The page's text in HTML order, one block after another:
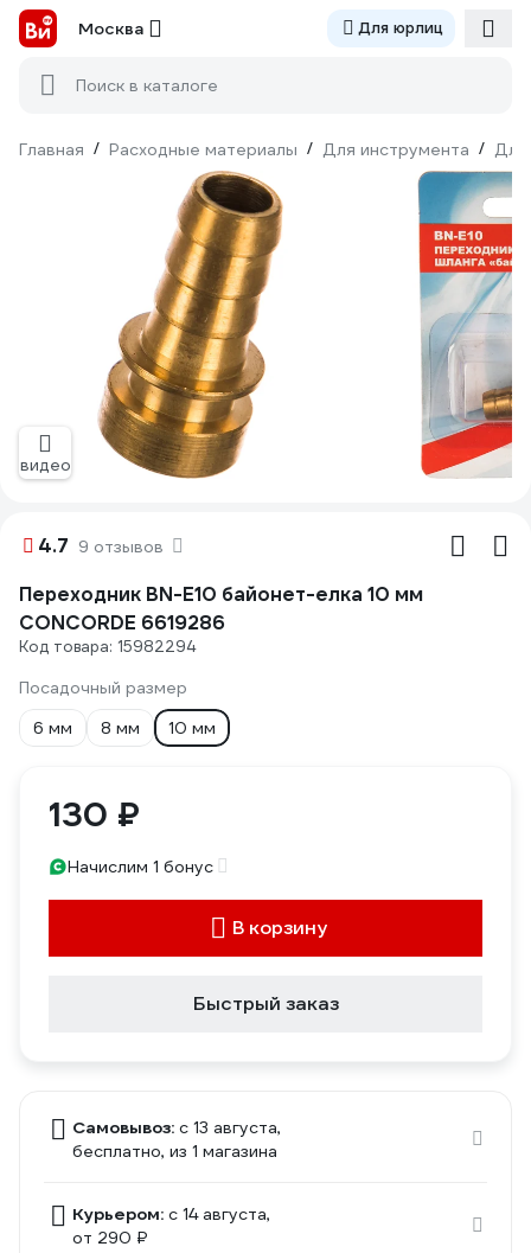
Москва Для юрлиц
Поиск в каталоге
Главная / Расходные материалы / Для инструмента / Для
видео
4.7 9 отзывов
Переходник BN-E10 байонет-елка 10 мм
CONCORDE 6619286
Код товара: 15982294
Посадочный размер
6 мм
8 мм 10 мм
130 ₽
Начислим 1 бонус
В корзину
Быстрый заказ
Самовывоз: c 13 августа,
бесплатно, из 1 магазина
Курьером: c 14 августа,
от 290 ₽